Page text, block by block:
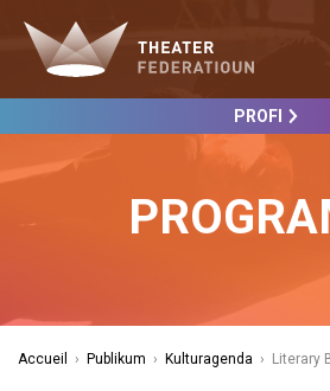
PROFI
Accueil › Publikum › Kulturagenda › Literary